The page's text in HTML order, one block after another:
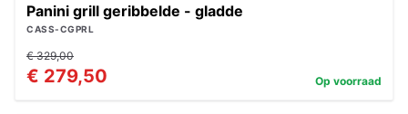
Panini grill geribbelde - gladde
CASS-CGPRL
€ 329,00
€ 279,50 Op voorraad